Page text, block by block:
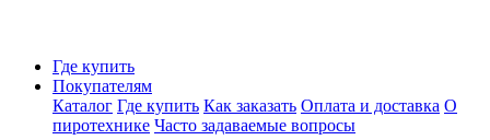
Где купить
Покупателям
Каталог Где купить Как заказать Оплата и доставка О
пиротехнике Часто задаваемые вопросы